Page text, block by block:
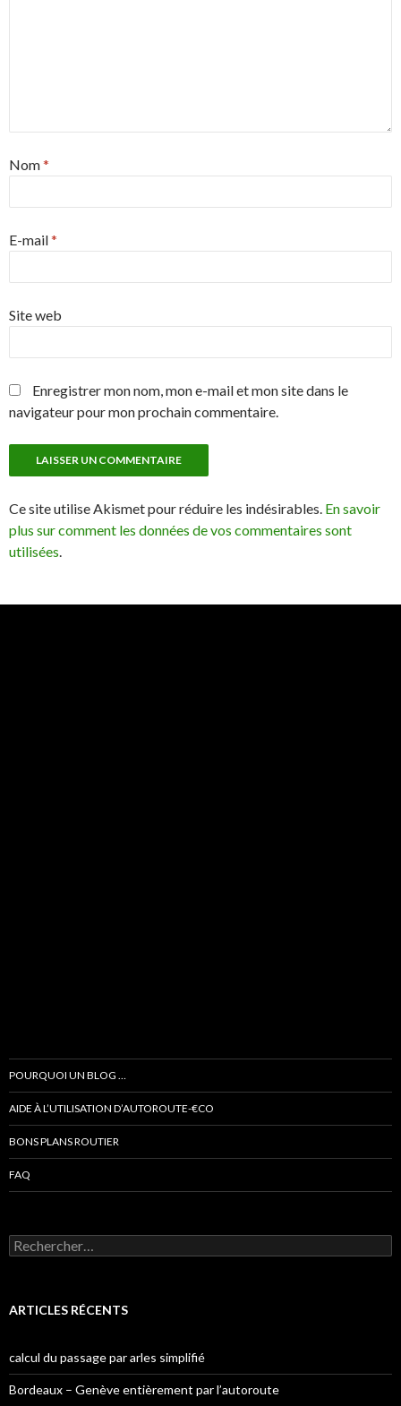
Nom*
E-mail*
Site web
Enregistrer mon nom, mon e-mail et mon site dans le
navigateur pour mon prochain commentaire.
Ce site utilise Akismet pour réduire les indésirables. En savoir
plus sur comment les données de vos commentaires sont
utilisées.
POURQUOI UN BLOG …
AIDE À L’UTILISATION D’AUTOROUTE-€CO
BONS PLANS ROUTIER
FAQ
Rechercher :
ARTICLES RÉCENTS
calcul du passage par arles simplifié
Bordeaux – Genève entièrement par l’autoroute